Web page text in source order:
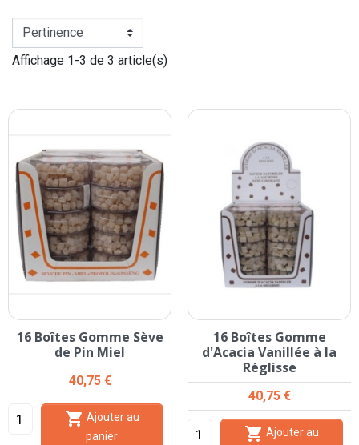
Affichage 1-3 de 3 article(s)
16 Boîtes Gomme Sève
de Pin Miel
Prix
40,75 €

panier
16 Boîtes Gomme
d'Acacia Vanillée à la
Réglisse
Prix
40,75 €
